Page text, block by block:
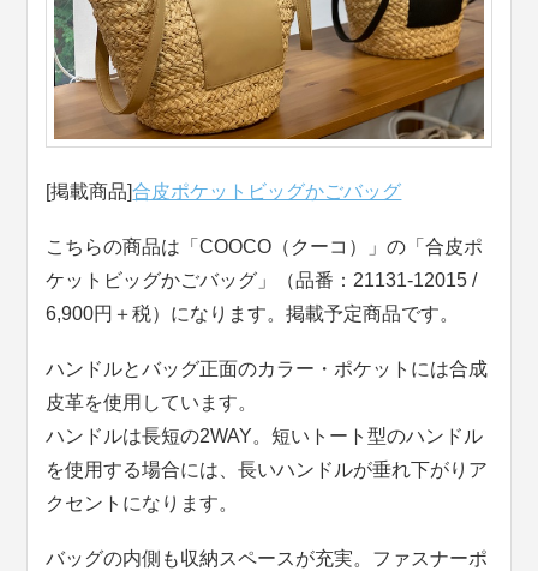
[掲載商品]合皮ポケットビッグかごバッグ
こちらの商品は「COOCO（クーコ）」の「合皮ポ
ケットビッグかごバッグ」（品番：21131-12015 /
6,900円＋税）になります。掲載予定商品です。
ハンドルとバッグ正面のカラー・ポケットには合成
皮革を使用しています。
ハンドルは長短の2WAY。短いトート型のハンドル
を使用する場合には、長いハンドルが垂れ下がりア
クセントになります。
バッグの内側も収納スペースが充実。ファスナーポ